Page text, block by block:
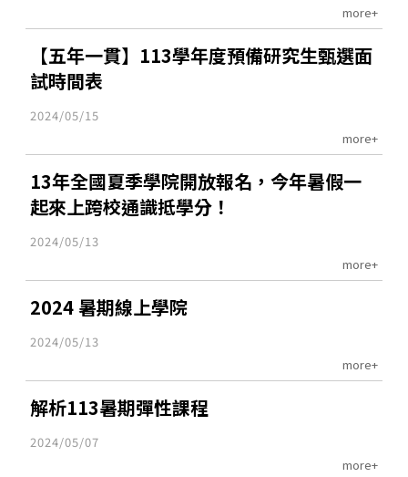
more+
【五年一貫】113學年度預備研究生甄選面
試時間表
2024/05/15
more+
13年全國夏季學院開放報名，今年暑假一
起來上跨校通識抵學分！
2024/05/13
more+
2024 暑期線上學院
2024/05/13
more+
解析113暑期彈性課程
2024/05/07
more+